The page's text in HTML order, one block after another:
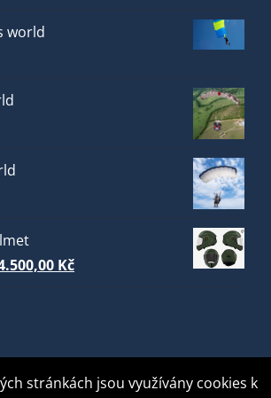
world
KčAktuální
stránkách jsou využívány cookies k